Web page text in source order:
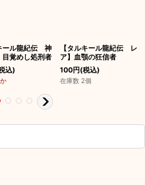
ール龍紀伝 神
目覚めし処刑者
込)
【タルキール龍紀伝 レ
ア】血顎の狂信者
100円(税込)
在庫数 2個